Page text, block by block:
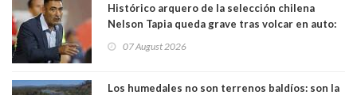
Histórico arquero de la selección chilena
Nelson Tapia queda grave tras volcar en auto:
07 August 2026
Los humedales no son terrenos baldíos: son la